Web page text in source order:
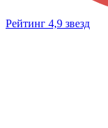
Рейтинг 4,9 звезд